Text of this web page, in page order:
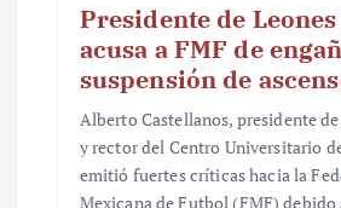
Presidente de
acusa a FMF de
suspensión de
Alberto Castellanos, presidente
y rector del Centro Universitario
emitió fuertes críticas hacia la
Mexicana de Futbol (FMF) debido